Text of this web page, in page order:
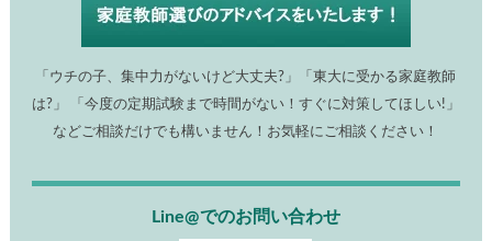
「ウチの子、集中力がないけど大丈夫?」「東大に受かる家庭教師
は?」 「今度の定期試験まで時間がない！すぐに対策してほしい!」
などご相談だけでも構いません！お気軽にご相談ください！
Line@でのお問い合わせ